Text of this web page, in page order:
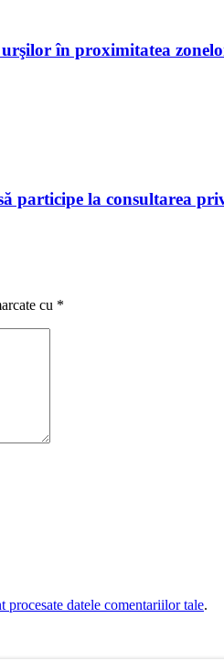
în proximitatea
participe la consultarea
cu *
procesate datele comentariilor tale.